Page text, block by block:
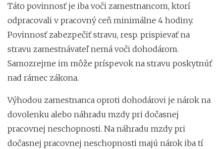
Táto povinnosť je iba voči zamestnancom, ktorí
odpracovali v pracovný ceň minimálne 4 hodiny.
Povinnosť zabezpečiť stravu, resp. prispievať na
stravu zamestnávateľ nemá voči dohodárom.
Samozrejme im môže príspevok na stravu poskytnúť
nad rámec zákona.
Výhodou zamestnanca oproti dohodárovi je nárok na
dovolenku alebo náhradu mzdy pri dočasnej
pracovnej neschopnosti. Na náhradu mzdy pri
dočasnej pracovnej neschopnosti majú nárok iba tí